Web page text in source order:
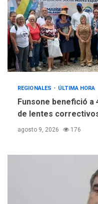
REGIONALES ÚLTIMA HORA
Funsone benefició
de lentes
agosto 9, 2026 176